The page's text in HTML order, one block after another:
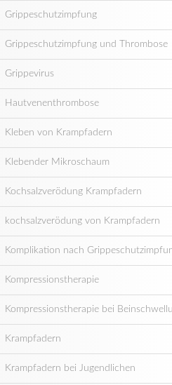
Grippeschutzimpfung
Grippeschutzimpfung und Thrombose
Grippevirus
Hautvenenthrombose
Kleben von Krampfadern
Klebender Mikroschaum
Kochsalzverödung Krampfadern
kochsalzverödung von Krampfadern
Komplikation nach
Kompressionstherapie
Kompressionstherapie bei
Krampfadern
Krampfadern bei Jugendlichen